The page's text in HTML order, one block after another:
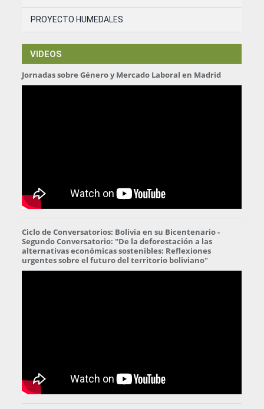
PROYECTO HUMEDALES
VIDEOS
Jornadas sobre Género y Mercado Laboral en Madrid
Ciclo de Conversatorios: Bolivia en su Bicentenario -
Segundo Conversatorio: "De la deforestación a las
alternativas económicas sostenibles: Reflexiones
urgentes sobre el futuro del territorio boliviano"